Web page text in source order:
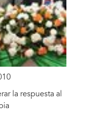
la respuesta al